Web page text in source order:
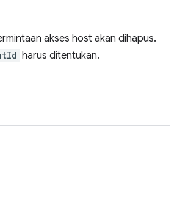
akses host akan dihapus.
harus ditentukan.